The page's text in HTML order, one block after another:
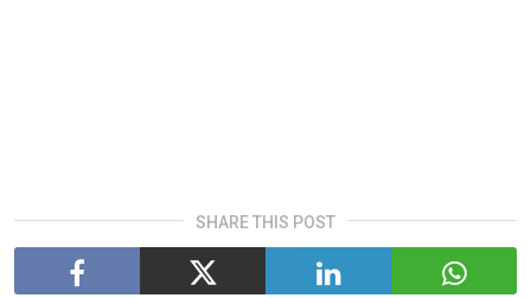
SHARE THIS POST